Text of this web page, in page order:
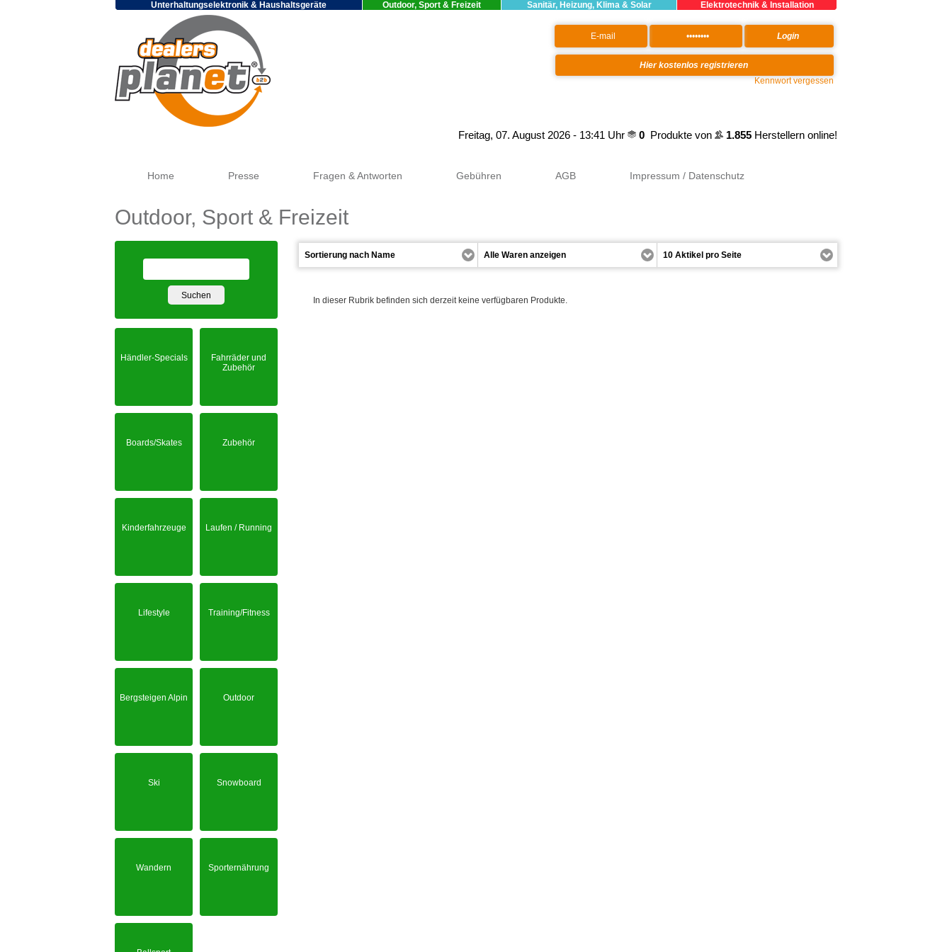
Unterhaltungselektronik & Haushaltsgeräte Outdoor, Sport & Freizeit Sanitär, Heizung, Klima & Solar Elektrotechnik & Installation
Kennwort vergessen
Freitag, 07. August 2026 - 13:41 Uhr 0 Produkte von 1.855 Herstellern online!
Home Presse Fragen & Antworten Gebühren AGB Impressum / Datenschutz
Outdoor, Sport & Freizeit
In dieser Rubrik befinden sich derzeit keine verfügbaren Produkte.
Händler-Specials
Fahrräder und
Zubehör
Boards/Skates Zubehör
Kinderfahrzeuge Laufen / Running
Lifestyle Training/Fitness
Bergsteigen Alpin Outdoor
Ski Snowboard
Wandern Sporternährung